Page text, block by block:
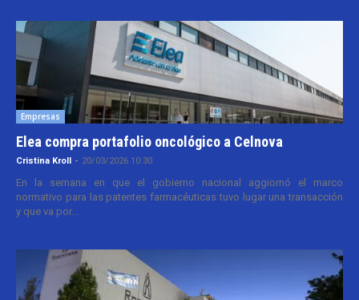
Empresas
Elea compra portafolio oncológico a Celnova
Cristina Kroll - 20/03/2026 10:30
En la semana en que el gobierno nacional aggiornó el marco
normativo para las patentes farmacéuticas tuvo lugar una transacción
y que va por...